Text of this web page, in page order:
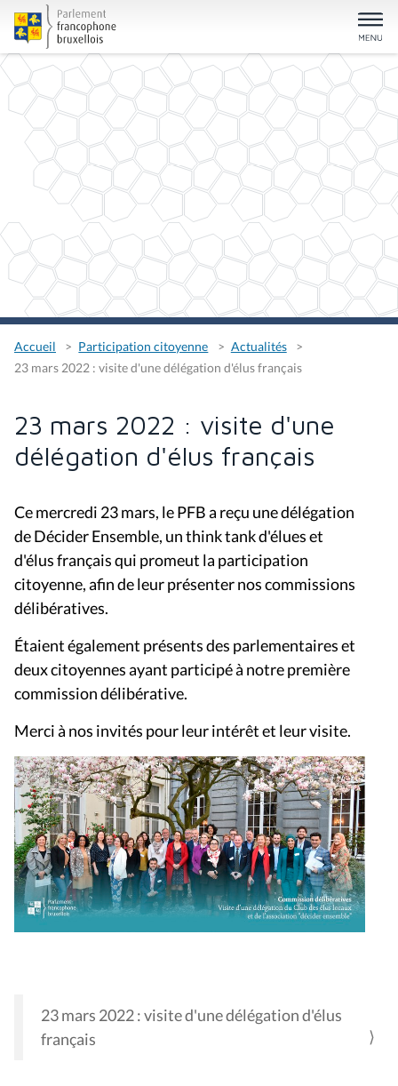
Accueil Participation citoyenne
Actualités
23 mars 2022 : visite d'une délégation d'élus français
23 mars 2022 : visite d'une
délégation d'élus français
Ce mercredi 23 mars, le PFB a reçu une délégation
de Décider Ensemble, un think tank d'élues et
d'élus français qui promeut la participation
citoyenne, afin de leur présenter nos commissions
délibératives.
Étaient également présents des parlementaires et
deux citoyennes ayant participé à notre première
commission délibérative.
Merci à nos invités pour leur intérêt et leur visite.
N
A
23 mars 2022 : visite d'une délégation d'élus
français